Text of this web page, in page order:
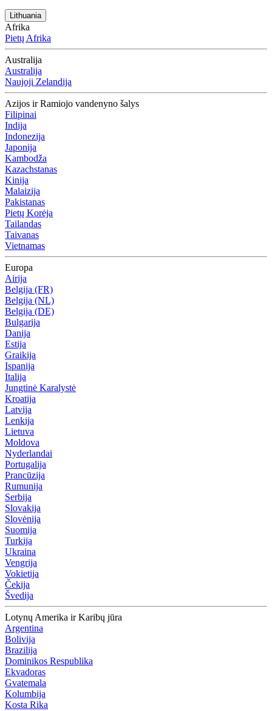
Lithuania
Afrika
Pietų Afrika
Australija
Australija
Naujoji Zelandija
Azijos ir Ramiojo vandenyno šalys
Filipinai
Indija
Indonezija
Japonija
Kambodža
Kazachstanas
Kinija
Malaizija
Pakistanas
Pietų Korėja
Tailandas
Taivanas
Vietnamas
Europa
Airija
Belgija (FR)
Belgija (NL)
Belgija (DE)
Bulgarija
Danija
Estija
Graikija
Ispanija
Italija
Jungtinė Karalystė
Kroatija
Latvija
Lenkija
Lietuva
Moldova
Nyderlandai
Portugalija
Prancūzija
Rumunija
Serbija
Slovakija
Slovėnija
Suomija
Turkija
Ukraina
Vengrija
Vokietija
Čekija
Švedija
Lotynų Amerika ir Karibų jūra
Argentina
Bolivija
Brazilija
Dominikos Respublika
Ekvadoras
Gvatemala
Kolumbija
Kosta Rika